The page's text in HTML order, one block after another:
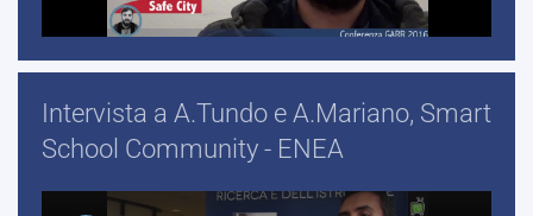
Intervista a A.Tundo e A.Mariano, Smart
School Community - ENEA